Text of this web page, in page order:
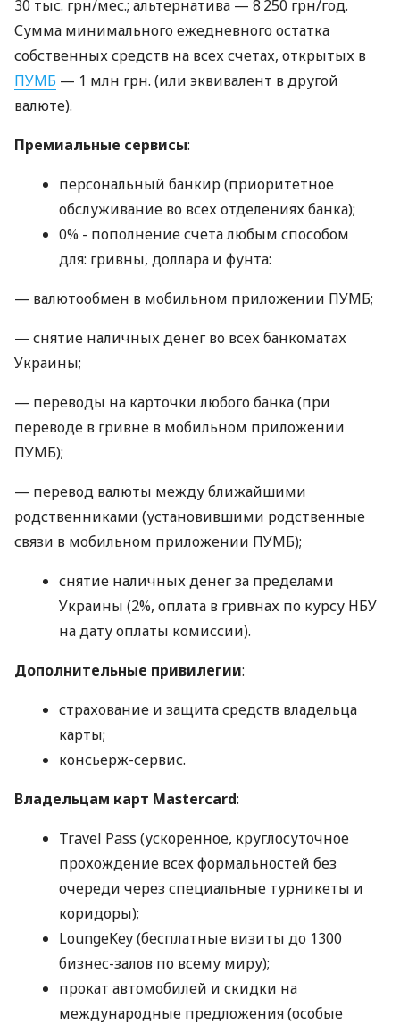
30 тыс. грн/мес.; альтернатива — 8 250 грн/год.
Сумма минимального ежедневного остатка
собственных средств на всех счетах, открытых в
ПУМБ — 1 млн грн. (или эквивалент в другой
валюте).
Премиальные сервисы:
персональный банкир (приоритетное
обслуживание во всех отделениях банка);
0% - пополнение счета любым способом
для: гривны, доллара и фунта:
— валютообмен в мобильном приложении ПУМБ;
— снятие наличных денег во всех банкоматах
Украины;
— переводы на карточки любого банка (при
переводе в гривне в мобильном приложении
ПУМБ);
— перевод валюты между ближайшими
родственниками (установившими родственные
связи в мобильном приложении ПУМБ);
снятие наличных денег за пределами
Украины (2%, оплата в гривнах по курсу НБУ
на дату оплаты комиссии).
Дополнительные привилегии:
страхование и защита средств владельца
карты;
консьерж-сервис.
Владельцам карт Mastercard:
Travel Pass (ускоренное, круглосуточное
прохождение всех формальностей без
очереди через специальные турникеты и
коридоры);
LoungeKey (бесплатные визиты до 1300
бизнес-залов по всему миру);
прокат автомобилей и скидки на
международные предложения (особые